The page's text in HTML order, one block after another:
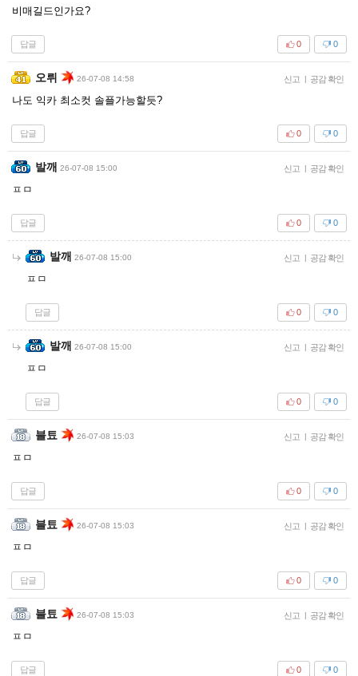
비매길드인가요?
답글 0
0
오뤼 26-07-08 14:58 신고 | 공감 확인
나도 익카 최소컷 솔플가능할듯?
답글 0
0
발깨 26-07-08 15:00 신고 | 공감 확인
ㅍㅁ
답글 0
0
발깨 26-07-08 15:00 신고 | 공감 확인
ㅍㅁ
답글 0
0
발깨 26-07-08 15:00 신고 | 공감 확인
ㅍㅁ
답글 0
0
블툐 26-07-08 15:03 신고 | 공감 확인
ㅍㅁ
답글 0
0
블툐 26-07-08 15:03 신고 | 공감 확인
ㅍㅁ
답글 0
0
블툐 26-07-08 15:03 신고 | 공감 확인
ㅍㅁ
답글 0
0